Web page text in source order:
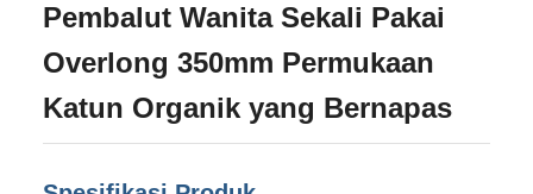
Pembalut Wanita Sekali Pakai
Overlong 350mm Permukaan
Katun Organik yang Bernapas